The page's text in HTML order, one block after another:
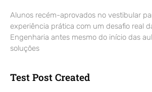
Alunos recém-aprovados no vestibular
experiência prática com um desafio real
Engenharia antes mesmo do início das
soluções
Test Post Created